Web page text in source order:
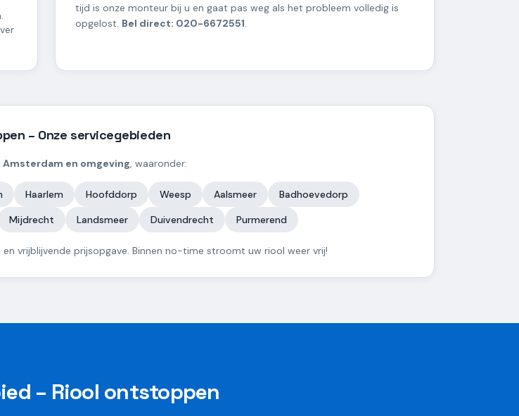
tijd is onze monteur bij u en gaat pas weg als het probleem volledig is
opgelost. Bel direct: 020-6672551.
– Onze servicegebieden
Amsterdam en omgeving, waaronder:
Haarlem Hoofddorp Weesp Aalsmeer
Badhoevedorp
Mijdrecht Landsmeer Duivendrecht Purmerend
vrijblijvende prijsopgave. Binnen no-time stroomt uw riool weer vrij!
– Riool ontstoppen